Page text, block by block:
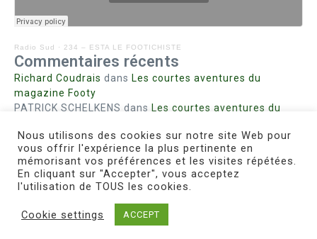
Radio Sud · 234 – ESTA LE FOOTICHISTE
Commentaires récents
Richard Coudrais dans Les courtes aventures du
magazine Footy
PATRICK SCHELKENS dans Les courtes aventures du
Bohn fabiennedans Intrigues sanglantes à Mulhouse
Steph. RUTA dansLust for Nice
MIRMANDdansPieds agiles et champignons
Copyright © 2026 Le Footichiste | Réalisé par
Nous utilisons des cookies sur notre site Web pour
vous offrir l'expérience la plus pertinente en
mémorisant vos préférences et les visites répétées.
En cliquant sur "Accepter", vous acceptez
l'utilisation de TOUS les cookies.
Cookie settings ACCEPT